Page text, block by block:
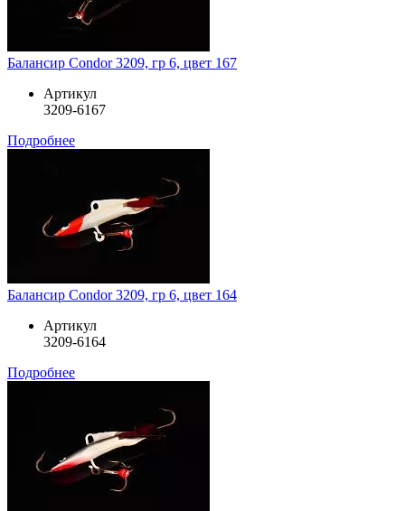
Балансир Condor 3209, гр 6, цвет 167
Артикул
3209-6167
Подробнее
Балансир Condor 3209, гр 6, цвет 164
Артикул
3209-6164
Подробнее